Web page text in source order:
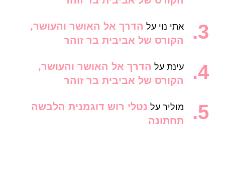
אתי נוי על הדרך אל האושר והעושר,
הקורס של אביבית בר זוהר
עינת על הדרך אל האושר והעושר,
הקורס של אביבית בר זוהר
מוליר על נטלי רוש דוגמנית הלבשה
תחתונה